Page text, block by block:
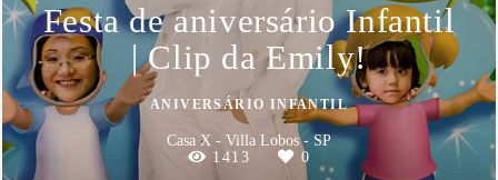
Festa de aniversário Infantil
| Clip da Emily!
ANIVERSÁRIO INFANTIL
Casa X - Villa Lobos - SP
1413
0